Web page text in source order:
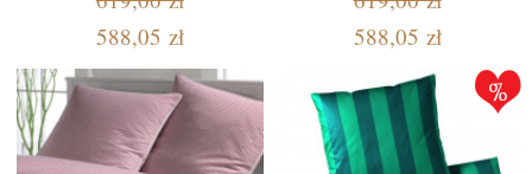
588,05 zł
588,05 zł